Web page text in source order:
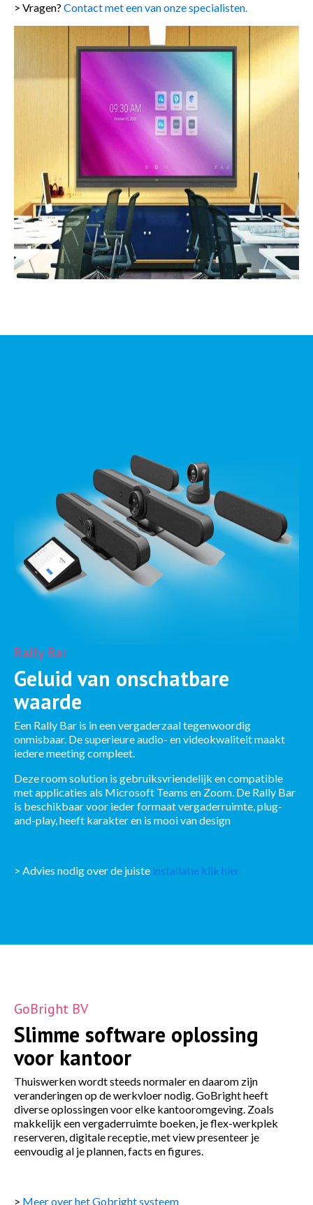
> Vragen? Contact met een van onze specialisten.
Rally Bar
Geluid van onschatbare
waarde
Een Rally Bar is in een vergaderzaal tegenwoordig
onmisbaar. De superieure audio- en videokwaliteit maakt
iedere meeting compleet.
Deze room solution is gebruiksvriendelijk en compatible
met applicaties als Microsoft Teams en Zoom. De Rally Bar
is beschikbaar voor ieder formaat vergaderruimte, plug-
and-play, heeft karakter en is mooi van design
> Advies nodig over de juiste installatie klik hier.
GoBright BV
Slimme software oplossing
voor kantoor
Thuiswerken wordt steeds normaler en daarom zijn
veranderingen op de werkvloer nodig. GoBright heeft
diverse oplossingen voor elke kantooromgeving. Zoals
makkelijk een vergaderruimte boeken, je flex-werkplek
reserveren, digitale receptie, met view presenteer je
eenvoudig al je plannen, facts en figures.
> Meer over het Gobright systeem